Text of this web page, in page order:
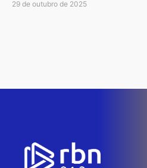
29 de outubro de 2025